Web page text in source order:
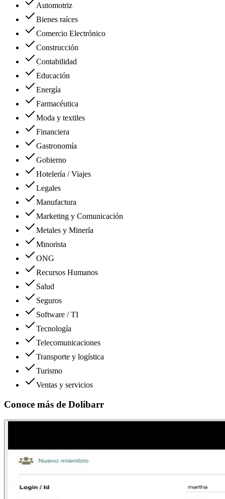
Automotriz
Bienes raíces
Comercio Electrónico
Construcción
Contabilidad
Educación
Energía
Farmacéutica
Moda y textiles
Financiera
Gastronomía
Gobierno
Hotelería / Viajes
Legales
Manufactura
Marketing y Comunicación
Metales y Minería
Minorista
ONG
Recursos Humanos
Salud
Seguros
Software / TI
Tecnología
Telecomunicaciones
Transporte y logística
Turismo
Ventas y servicios
Conoce más de Dolibarr